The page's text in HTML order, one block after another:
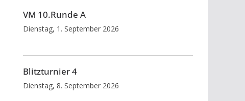
VM 10.Runde A
Dienstag, 1. September 2026
Blitzturnier 4
Dienstag, 8. September 2026